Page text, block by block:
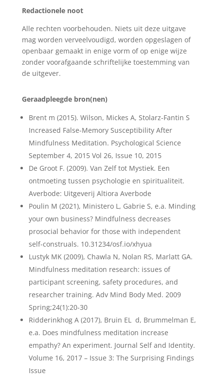
Redactionele noot
Alle rechten voorbehouden. Niets uit deze uitgave
mag worden verveelvoudigd, worden opgeslagen of
openbaar gemaakt in enige vorm of op enige wijze
zonder voorafgaande schriftelijke toestemming van
de uitgever.
Geraadpleegde bron(nen)
Brent m (2015). Wilson, Mickes A, Stolarz-Fantin S
Increased False-Memory Susceptibility After
Mindfulness Meditation. Psychological Science
September 4, 2015 Vol 26, Issue 10, 2015
De Groot F. (2009). Van Zelf tot Mystiek. Een
ontmoeting tussen psychologie en spiritualiteit.
Averbode: Uitgeverij Altiora Averbode
Poulin M (2021), Ministero L, Gabrie S, e.a. Minding
your own business? Mindfulness decreases
prosocial behavior for those with independent
self-construals. 10.31234/osf.io/xhyua
Lustyk MK (2009), Chawla N, Nolan RS, Marlatt GA.
Mindfulness meditation research: issues of
participant screening, safety procedures, and
researcher training. Adv Mind Body Med. 2009
Spring;24(1):20-30
Ridderinkhog A (2017), Bruin EL d, Brummelman E,
e.a. Does mindfulness meditation increase
empathy? An experiment. Journal Self and Identity.
Volume 16, 2017 – Issue 3: The Surprising Findings
Issue